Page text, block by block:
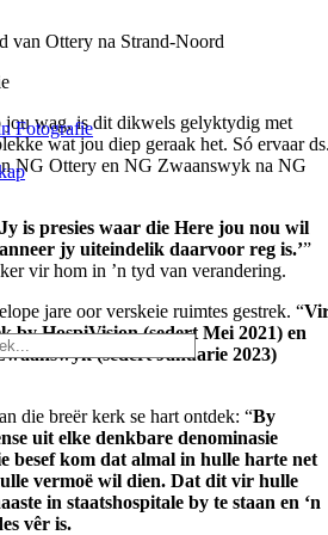
Fotografie
van Ottery na Strand-Noord
jou wag, is dit dikwels gelyktydig met
wat jou diep geraak het. Só ervaar
NG Ottery en NG Zwaanswyk na NG
is presies waar die Here jou nou wil
jy uiteindelik daarvoor reg is.’”
vir hom in ’n tyd van verandering.
jare oor verskeie ruimtes gestrek. “
by HospiVision (sedert Mei 2021) en
(sedert Januarie 2023)
die breër kerk se hart ontdek: “By
uit elke denkbare denominasie
besef kom dat almal in hulle harte net
vermoë wil dien. Dat dit vir hulle
in staatshospitale by te staan en ‘n
vêr is.